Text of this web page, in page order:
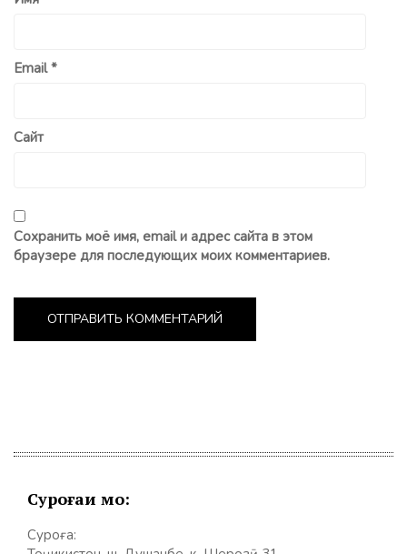
Email*
Сайт
Сохранить моё имя, email и адрес сайта в этом
браузере для последующих моих комментариев.
Суроғаи мо:
Суроға: